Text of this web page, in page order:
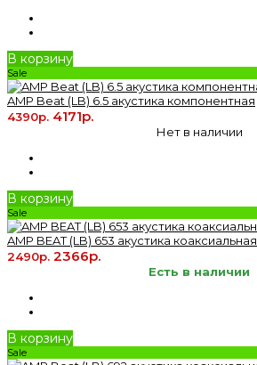
В корзину
Sale
AMP Beat (LB) 6.5 акустика компонентная
4390р. 4171р.
Нет в наличии
В корзину
Sale
AMP BEAT (LB) 653 акустика коаксиальная
2490р. 2366р.
Есть в наличии
В корзину
Sale